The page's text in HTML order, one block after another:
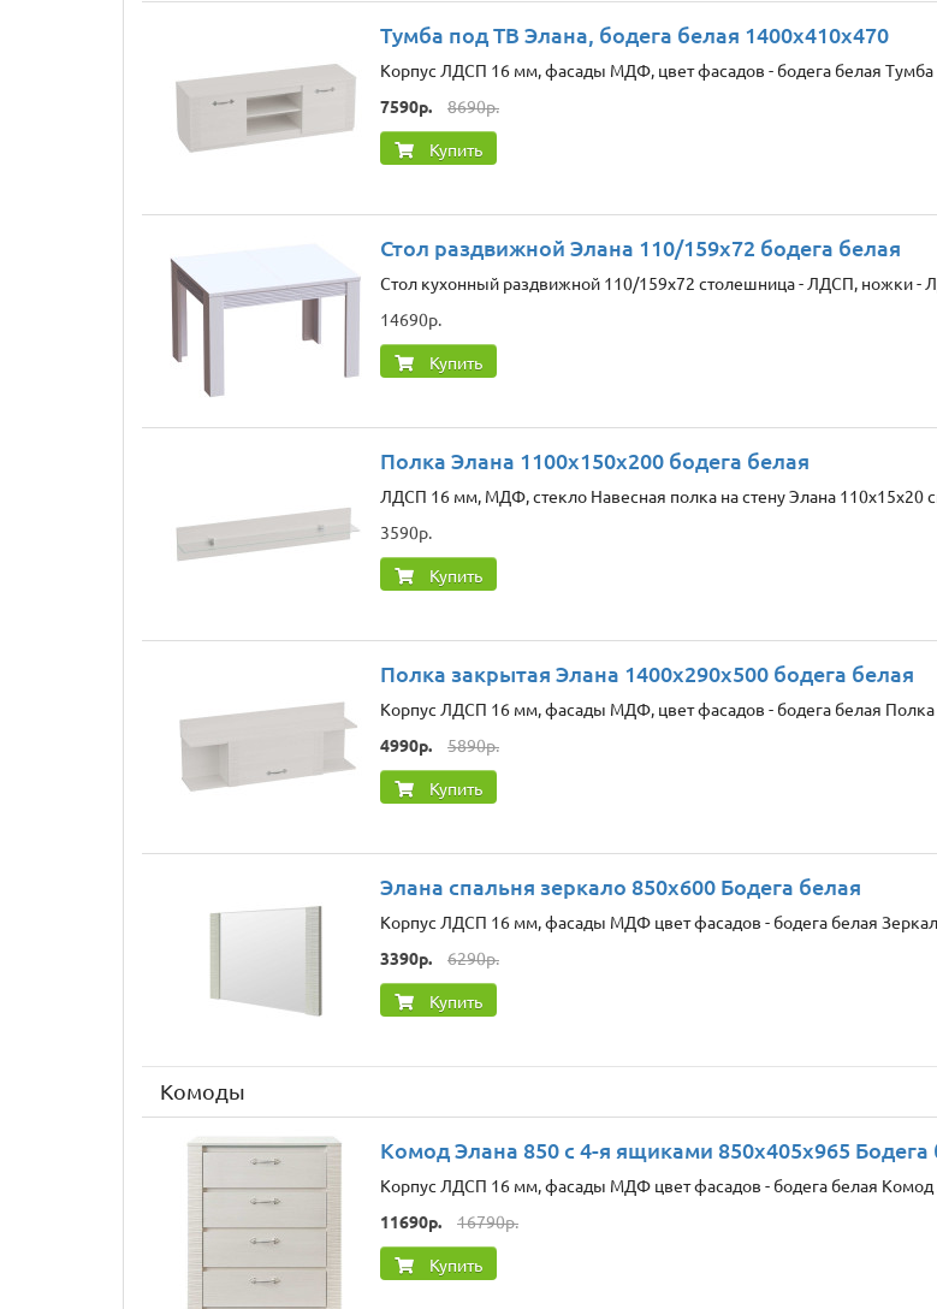
Тумба под ТВ Элана, бодега белая 1400x410x470
Корпус ЛДСП 16 мм, фасады МДФ, цвет фасадов - бодега белая Тумба
7590р.
8690р.
Купить
Стол раздвижной Элана 110/159х72 бодега белая
Стол кухонный раздвижной 110/159х72 столешница - ЛДСП, ножки -
14690р.
Купить
Полка Элана 1100x150x200 бодега белая
ЛДСП 16 мм, МДФ, стекло Навесная полка на стену Элана 110x15x20
3590р.
Купить
Полка закрытая Элана 1400x290x500 бодега белая
Корпус ЛДСП 16 мм, фасады МДФ, цвет фасадов - бодега белая Полка
4990р.
5890р.
Купить
Элана спальня зеркало 850x600 Бодега белая
Корпус ЛДСП 16 мм, фасады МДФ цвет фасадов - бодега белая
3390р.
6290р.
Купить
Комоды
Комод Элана 850 c 4-я ящиками 850x405x965 Бодега
Корпус ЛДСП 16 мм, фасады МДФ цвет фасадов - бодега белая Комод
11690р.
16790р.
Купить